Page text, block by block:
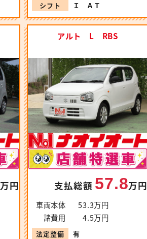
シフト
Ｉ ＡＴ
万円
アルト L RBS
支払総額 57.8万円
車両本体
53.3万円
諸費用
4.5万円
法定整備
有